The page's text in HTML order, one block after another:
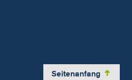
Seitenanfang y